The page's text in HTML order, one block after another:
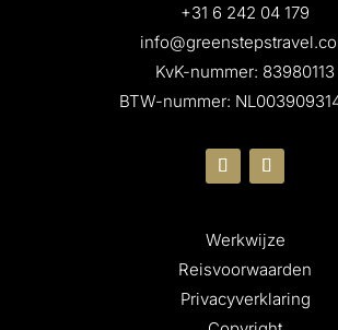
+31 6 242 04 179
KvK-nummer: 83980113
BTW-nummer:
Werkwijze
Reisvoorwaarden
Privacyverklaring